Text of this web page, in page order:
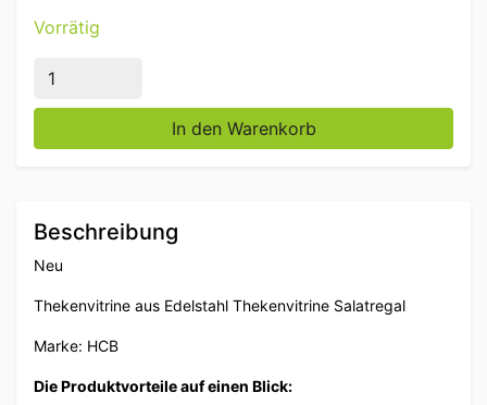
Vorrätig
Edelstahl HCB Aufsatz-Vitrine Aufsatz-Kühlvitrine
In den Warenkorb
Beschreibung
Neu
Thekenvitrine aus Edelstahl Thekenvitrine Salatregal
Marke: HCB
Die Produktvorteile auf einen Blick: